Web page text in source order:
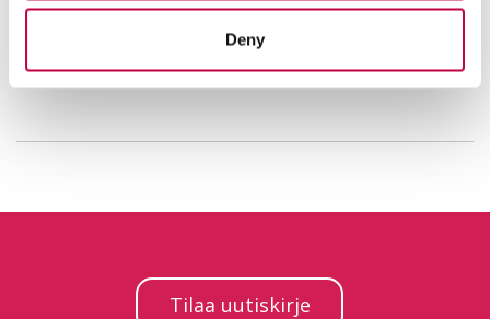
Deny
keräämällä vesi astiaan, josta se pääsee myös
Tilaa uutiskirje